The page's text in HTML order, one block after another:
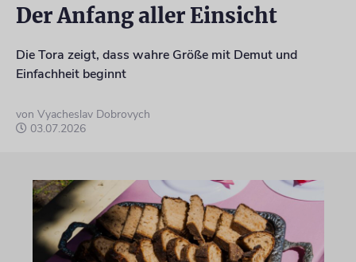
Der Anfang aller Einsicht
Die Tora zeigt, dass wahre Größe mit Demut und
Einfachheit beginnt
von Vyacheslav Dobrovych
03.07.2026